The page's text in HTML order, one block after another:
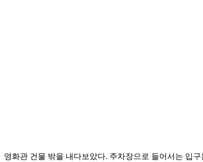
영화관 건물 밖을 내다보았다. 주차장으로 들어서는 입